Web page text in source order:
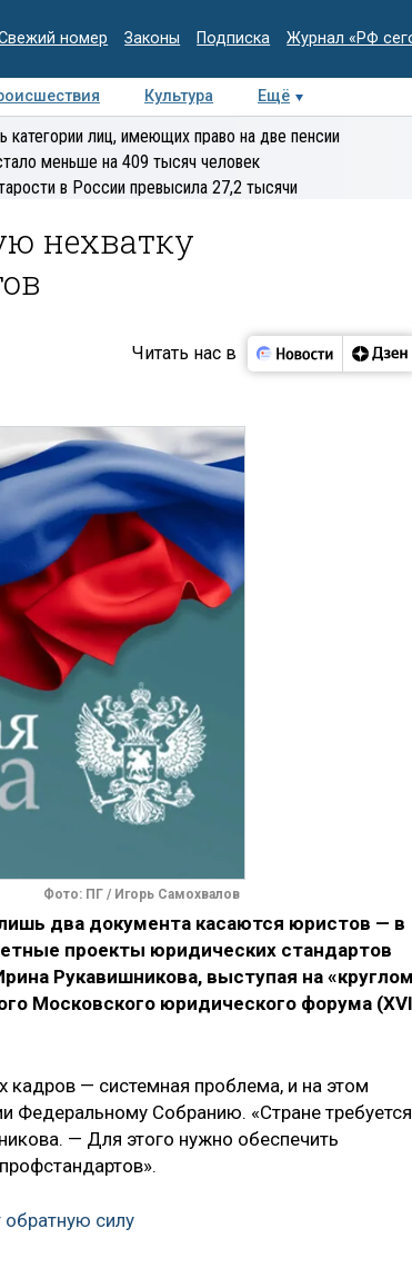
номер Законы Подписка Журнал «РФ
Культура Ещё
Интервью Колумнисты
Деловая
лиц, имеющих право на две пенсии
меньше на 409 тысяч человек
в России превысила 27,2 тысячи
нехватку
Читать нас в
Фото: ПГ / Игорь Самохвалов
два документа касаются юристов — в
проекты юридических стандартов
Рукавишникова, выступая на «круглом
Московского юридического форума (XVI
кадров — системная проблема, и на этом
Федеральному Собранию. «Стране требуется
— Для этого нужно обеспечить
силу